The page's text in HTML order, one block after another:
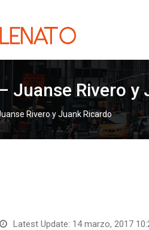
Juanse Rivero y
Rivero y Juank Ricardo
Latest Update: 14 marzo, 2017